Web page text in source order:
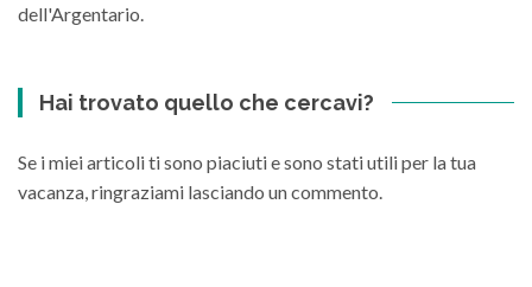
dell'Argentario.
Hai trovato quello che cercavi?
Se i miei articoli ti sono piaciuti e sono stati utili per la tua
vacanza, ringraziami lasciando un commento.